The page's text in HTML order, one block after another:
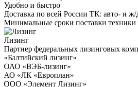
Удобно и быстро
Доставка по всей России ТК: авто- и ж/
Минимальные сроки поставки техники
Лизинг
Партнер федеральных лизинговых
«Балтийский лизинг»
ОАО «ВЭБ-лизинг»
АО «ЛК «Европлан»
ООО «Элемент Лизинг»